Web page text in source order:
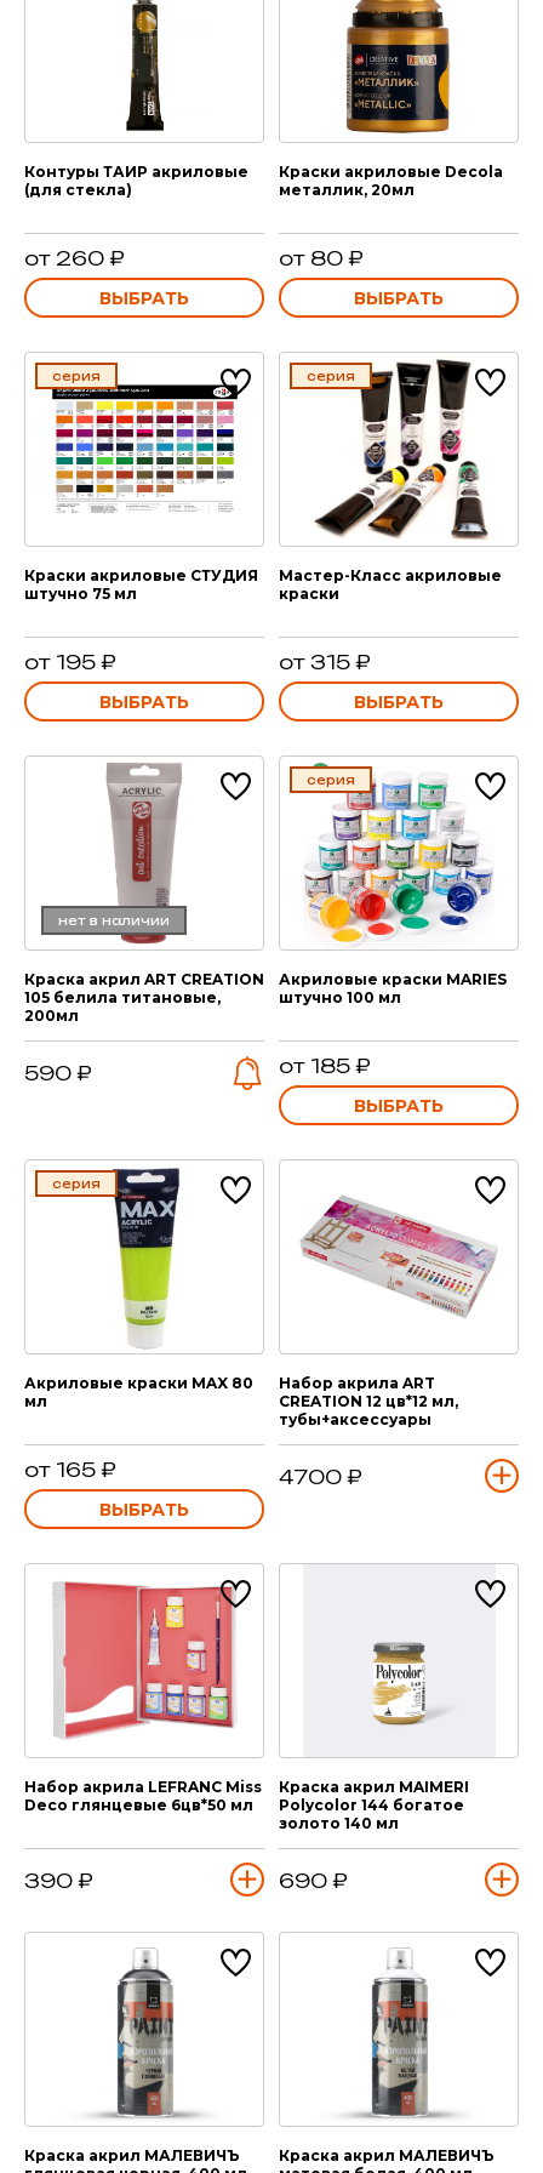
Контуры ТАИР акриловые
(для стекла)
от 260 ₽
ВЫБРАТЬ
Краски акриловые Decola
металлик, 20мл
от 80 ₽
ВЫБРАТЬ
серия
Краски акриловые СТУДИЯ
штучно 75 мл
от 195 ₽
ВЫБРАТЬ
серия
Мастер-Класс акриловые
краски
от 315 ₽
ВЫБРАТЬ
нет в наличии
Краска акрил ART CREATION
105 белила титановые,
200мл
590 ₽
серия
Акриловые краски MARIES
штучно 100 мл
от 185 ₽
ВЫБРАТЬ
серия
Акриловые краски MAX 80
мл
от 165 ₽
ВЫБРАТЬ
Набор акрила ART
CREATION 12 цв*12 мл,
тубы+аксессуары
4700 ₽
Набор акрила LEFRANC Miss
Deco глянцевые 6цв*50 мл
390 ₽
Краска акрил MAIMERI
Polycolor 144 богатое
золото 140 мл
690 ₽
Краска акрил МАЛЕВИЧЪ
Краска акрил МАЛЕВИЧЪ